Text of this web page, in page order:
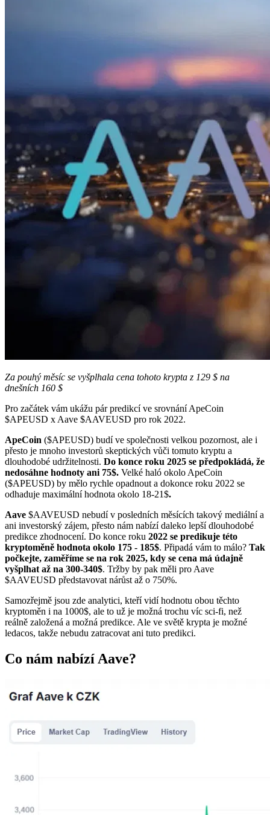
Za pouhý měsíc se vyšplhala cena tohoto krypta z 129 $ na
dnešních 160 $
Pro začátek vám ukážu pár predikcí ve srovnání ApeCoin
$APEUSD x Aave $AAVEUSD pro rok 2022.
ApeCoin ($APEUSD) budí ve společnosti velkou pozornost, ale i
přesto je mnoho investorů skeptických vůči tomuto kryptu a
dlouhodobé udržitelnosti. Do konce roku 2025 se předpokládá, že
nedosáhne hodnoty ani 75$. Velké haló okolo ApeCoin
($APEUSD) by mělo rychle opadnout a dokonce roku 2022 se
odhaduje maximální hodnota okolo 18-21$.
Aave $AAVEUSD nebudí v posledních měsících takový mediální a
ani investorský zájem, přesto nám nabízí daleko lepší dlouhodobé
predikce zhodnocení. Do konce roku 2022 se predikuje této
kryptoměně hodnota okolo 175 - 185$. Připadá vám to málo? Tak
počkejte, zaměříme se na rok 2025, kdy se cena má údajně
vyšplhat až na 300-340$. Tržby by pak měli pro Aave
$AAVEUSD představovat nárůst až o 750%.
Samozřejmě jsou zde analytici, kteří vidí hodnotu obou těchto
kryptoměn i na 1000$, ale to už je možná trochu víc sci-fi, než
reálně založená a možná predikce. Ale ve světě krypta je možné
ledacos, takže nebudu zatracovat ani tuto predikci.
Co nám nabízí Aave?